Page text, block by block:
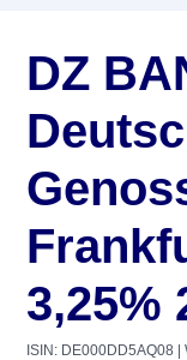
DZ
3,25%
ISIN: DE000DD5AQ08